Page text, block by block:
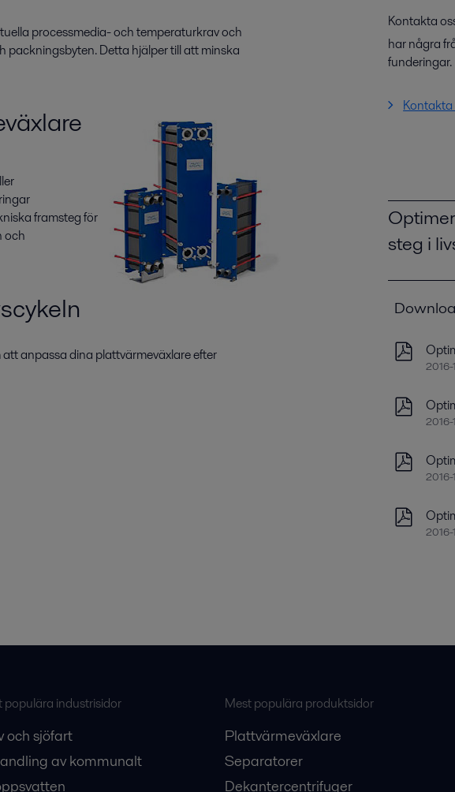
processmedia- och temperaturkrav och
packningsbyten. Detta hjälper till att minska
framsteg för
och
anpassa dina plattvärmeväxlare efter
Kontakta
har några
funderingar.
Kontakta
steg i
2016-
2016-
populära industrisidor
och sjöfart
av kommunalt
Mest populära produktsidor
Plattvärmeväxlare
Separatorer
Dekantercentrifuger